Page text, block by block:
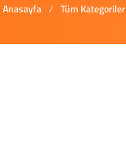
Anasayfa / Tüm Kategoriler